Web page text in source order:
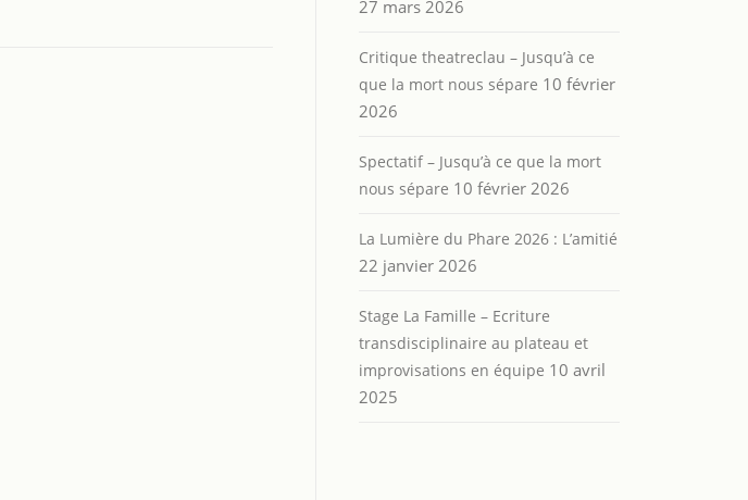
27 mars 2026
Critique theatreclau – Jusqu’à ce
que la mort nous sépare 10 février
2026
Spectatif – Jusqu’à ce que la mort
nous sépare 10 février 2026
La Lumière du Phare 2026 : L’amitié
22 janvier 2026
Stage La Famille – Ecriture
transdisciplinaire au plateau et
improvisations en équipe 10 avril
2025